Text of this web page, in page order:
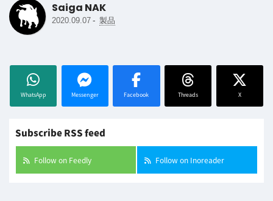
Saiga NAK
2020.09.07 - 製品
WhatsApp Messenger Facebook Threads X
Subscribe RSS feed
Follow on Feedly Follow on Inoreader